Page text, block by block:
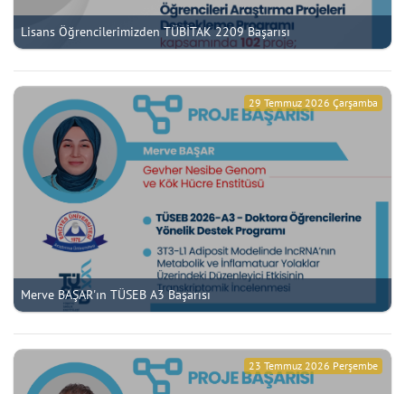
Lisans Öğrencilerimizden TÜBİTAK 2209 Başarısı
Merve BAŞAR'ın TÜSEB A3 Başarısı
29 Temmuz 2026 Çarşamba
23 Temmuz 2026 Perşembe